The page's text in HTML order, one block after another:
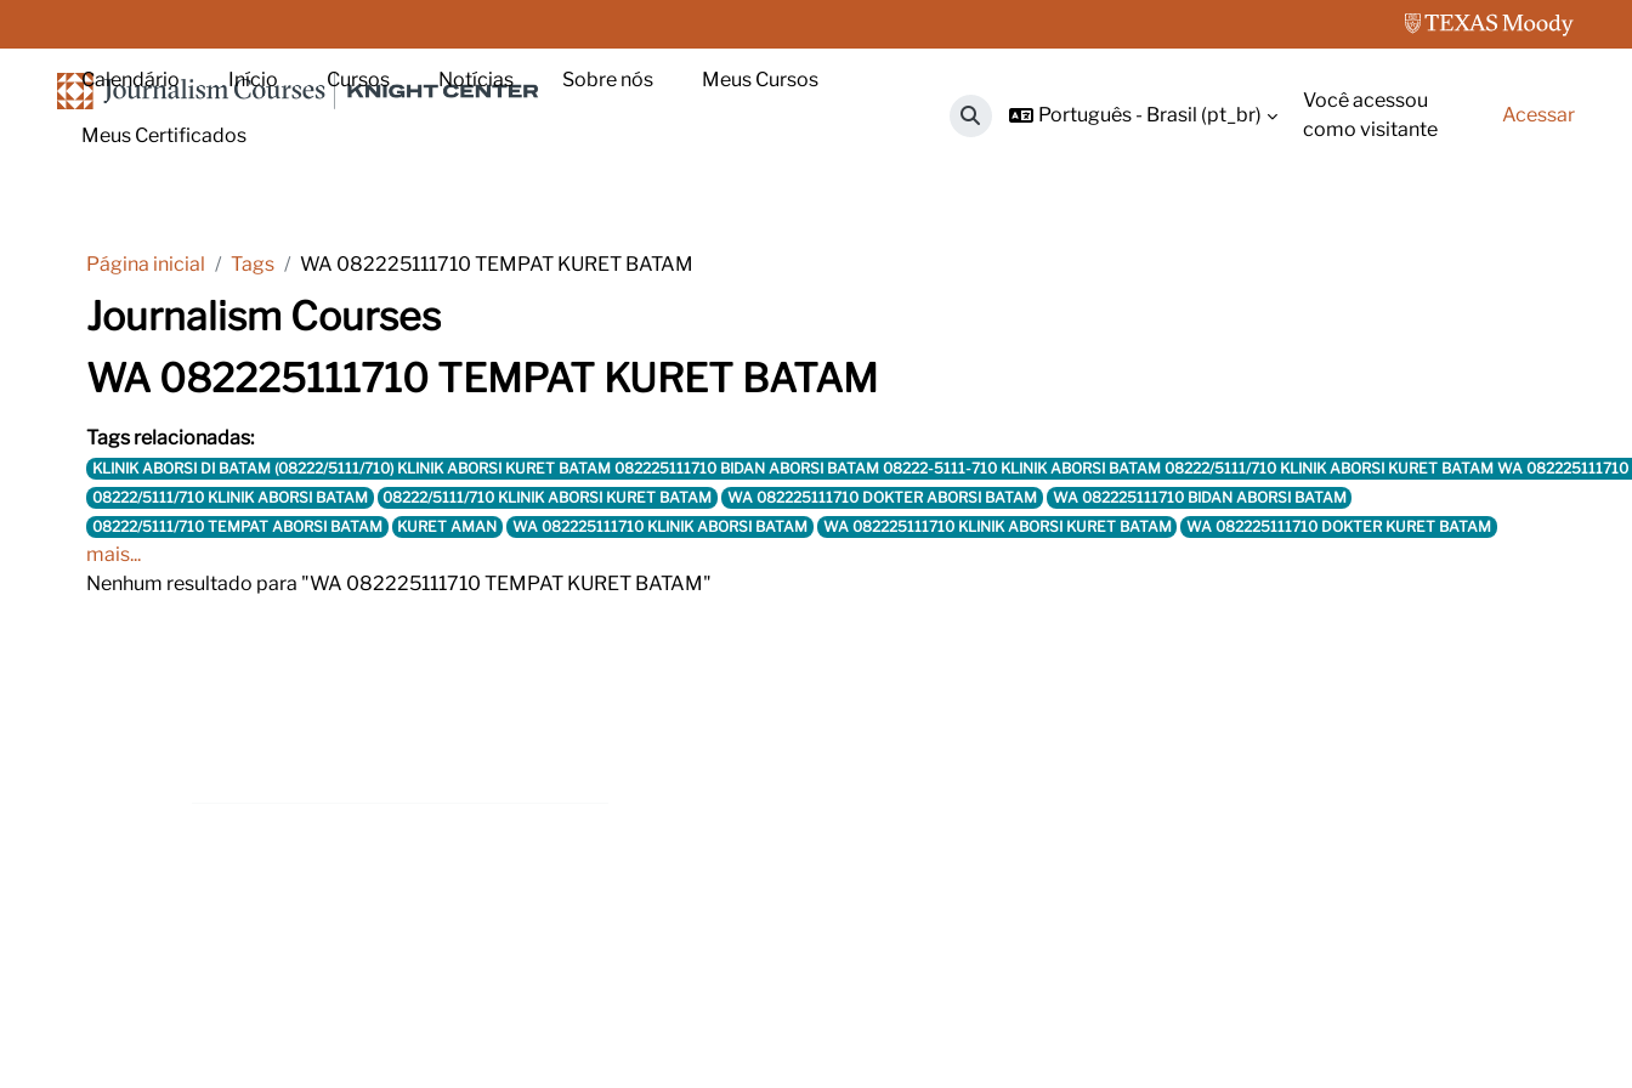
Calendário Início Cursos Notícias Sobre nós Meus Cursos
Meus Certificados Alternar entrada de pesquisa
Português - Brasil ‎(pt_br)‎
Você acessou
como visitante
Acessar
Página inicial Tags WA 082225111710 TEMPAT KURET BATAM
Journalism Courses
WA 082225111710 TEMPAT KURET BATAM
Tags relacionadas:
KLINIK ABORSI DI BATAM (08222/5111/710) KLINIK ABORSI KURET BATAM 082225111710 BIDAN ABORSI BATAM 08222-5111-710 KLINIK ABORSI BATAM 08222/5111/710 KLINIK ABORSI KURET BATAM WA
08222/5111/710 KLINIK ABORSI BATAM
08222/5111/710 KLINIK ABORSI KURET BATAM WA 082225111710 DOKTER ABORSI BATAM
WA 082225111710 BIDAN ABORSI BATAM
08222/5111/710 TEMPAT ABORSI BATAM
KURET AMAN WA 082225111710 KLINIK ABORSI BATAM WA 082225111710 KLINIK ABORSI KURET BATAM WA 082225111710 DOKTER KURET BATAM
mais...
Nenhum resultado para "WA 082225111710 TEMPAT KURET BATAM"